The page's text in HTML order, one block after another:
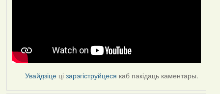
Увайдзіце цізарэгіструйцеся каб пакідаць каментары.